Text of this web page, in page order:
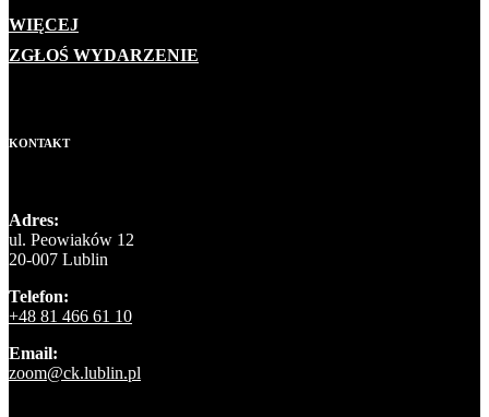
WIĘCEJ
ZGŁOŚ WYDARZENIE
KONTAKT
Adres:
ul. Peowiaków 12
20-007 Lublin
Telefon:
+48 81 466 61 10
Email:
zoom@ck.lublin.pl